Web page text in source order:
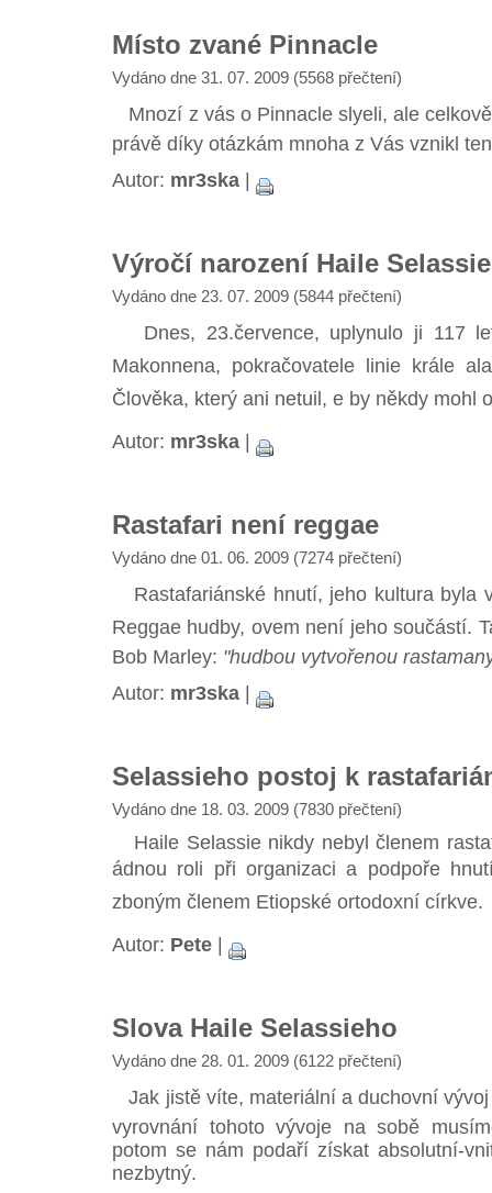
Místo zvané Pinnacle
Vydáno dne 31. 07. 2009 (5568 přečtení)
Mnozí z vás o Pinnacle slyeli, ale
právě díky otázkám mnoha z Vás vznikl
Autor: mr3ska |
Výročí narození Haile
Vydáno dne 23. 07. 2009 (5844 přečtení)
Dnes, 23.července, uplynulo ji 117
Makonnena, pokračovatele linie krále
Člověka, který ani netuil, e by někdy mohl
Autor: mr3ska |
Rastafari není reggae
Vydáno dne 01. 06. 2009 (7274 přečtení)
Rastafariánské hnutí, jeho kultura byla
Reggae hudby, ovem není jeho součástí.
Bob Marley: "hudbou vytvořenou
Autor: mr3ska |
Selassieho postoj k
Vydáno dne 18. 03. 2009 (7830 přečtení)
Haile Selassie nikdy nebyl členem
ádnou roli při organizaci a podpoře
zboným členem Etiopské ortodoxní církve.
Autor: Pete |
Slova Haile Selassieho
Vydáno dne 28. 01. 2009 (6122 přečtení)
Jak jistě víte, materiální a duchovní vývoj
vyrovnání tohoto vývoje na sobě
potom se nám podaří získat absolutní-
nezbytný.